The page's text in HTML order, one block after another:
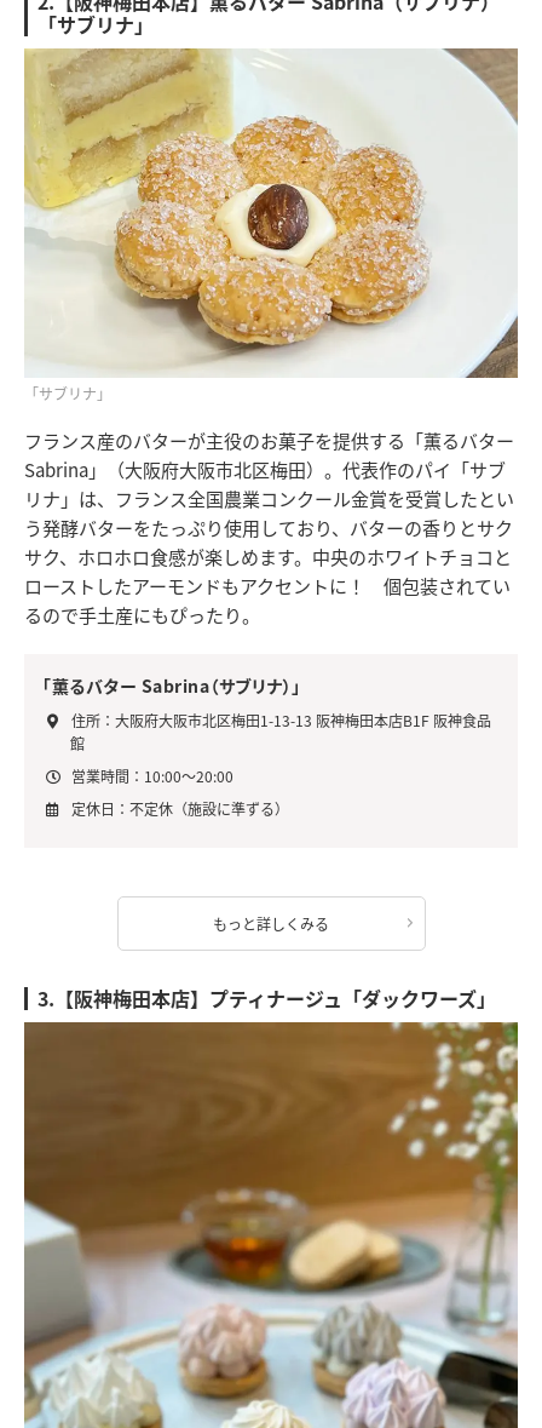
「サブリナ」
「サブリナ」
フランス産のバターが主役のお菓子を提供する「薫るバター
Sabrina」（大阪府大阪市北区梅田）。代表作のパイ「サブ
リナ」は、フランス全国農業コンクール金賞を受賞したとい
う発酵バターをたっぷり使用しており、バターの香りとサク
サク、ホロホロ食感が楽しめます。中央のホワイトチョコと
ローストしたアーモンドもアクセントに！ 個包装されてい
るので手土産にもぴったり。
「薫るバター Sabrina（サブリナ）」
住所：大阪府大阪市北区梅田1-13-13 阪神梅田本店B1F 阪神食品
館
営業時間：10:00～20:00
定休日：不定休（施設に準ずる）
もっと詳しくみる
3.【阪神梅田本店】プティナージュ「ダックワーズ」